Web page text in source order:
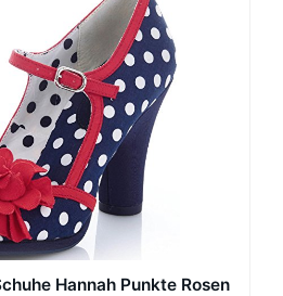
Hannah Punkte Rosen